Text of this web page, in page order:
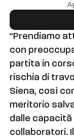
“Prendiamo
con
partita in
rischia di
Siena, così
meritorio
dalle capacità
collaboratori.